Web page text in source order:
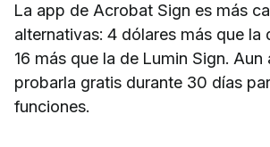
La app de Acrobat Sign es más
alternativas: 4 dólares más que la
16 más que la de Lumin Sign. Aun
probarla gratis durante 30 días
funciones.